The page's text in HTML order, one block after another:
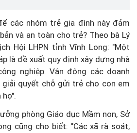
các nhóm trẻ gia đình này đảm
và an toàn cho trẻ? Theo bà Lý
Hội LHPN tỉnh Vĩnh Long: "Một
là đề xuất quy định xây dựng nhà
nghiệp. Vận động các doanh
giải quyết chỗ gửi trẻ cho con em
họ".
phòng Giáo dục Mầm non, Sở
cũng cho biết: "Các xã rà soát,